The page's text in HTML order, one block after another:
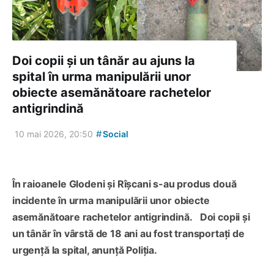
Doi copii și un tânăr au ajuns la
spital în urma manipulării unor
obiecte asemănătoare rachetelor
antigrindină
10 mai 2026, 20:50 #Social
În raioanele Glodeni și Rîșcani s-au produs două
incidente în urma manipulării unor obiecte
asemănătoare rachetelor antigrindină.
Doi copii și
un tânăr în vârstă de 18 ani au fost transportați de
urgență la spital, anunță Poliția.